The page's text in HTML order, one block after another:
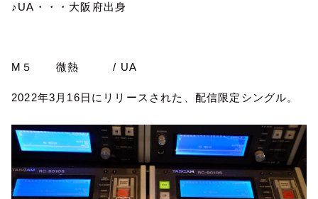
♪ UA ・・・大阪府出身
M ５ 微熱 / UA
2022年3 月 16日にリリースされた、配信限定シングル。